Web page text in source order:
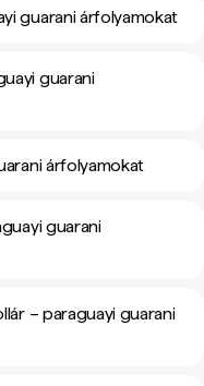
guarani árfolyamokat
guarani
árfolyamokat
guarani
– paraguayi guarani